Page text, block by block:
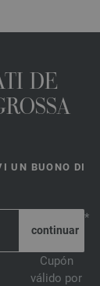
DE
UN BUONO DI
*
Cupón
válido por